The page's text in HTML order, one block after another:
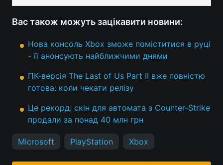
Вас також можуть зацікавити новини:
Нова консоль Xbox зможе поміститися в руці
- її анонсують найближчими днями
ПК-версія The Last of Us Part II вже повністю
готова: коли чекати релізу
Це рекорд: скін для автомата з Counter-Strike
продали за понад 40 млн грн
Microsoft PlayStation Xbox